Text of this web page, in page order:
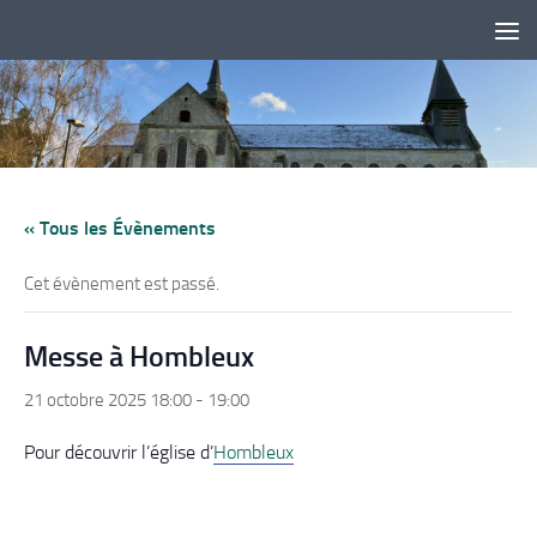
« Tous les Évènements
Cet évènement est passé.
Messe à Hombleux
21 octobre 2025 18:00 - 19:00
Pour découvrir l’église d’Hombleux